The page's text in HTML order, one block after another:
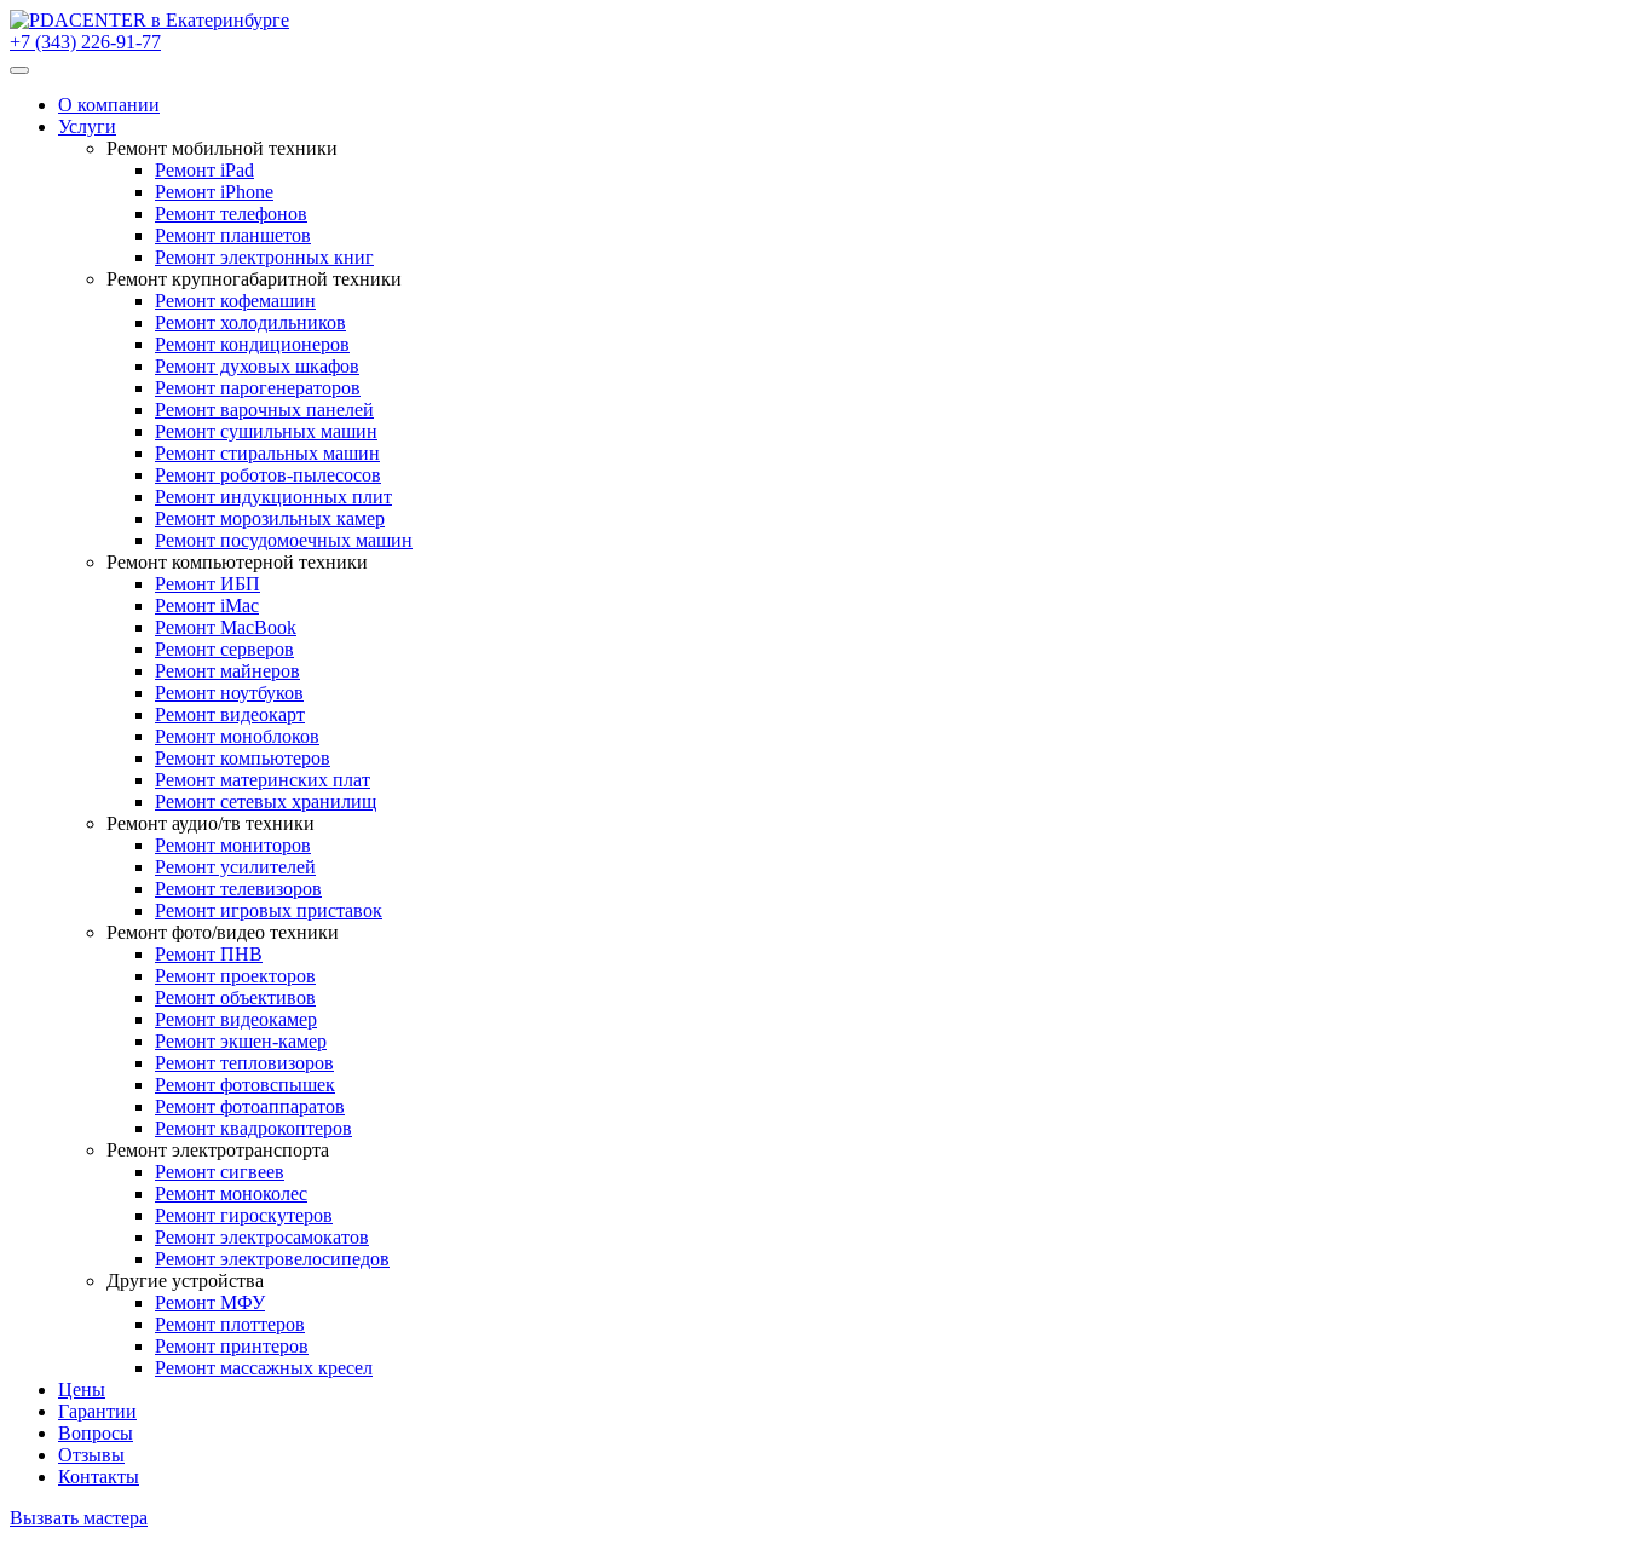
+7 (343) 226-91-77
О компании
Услуги
Ремонт мобильной техники
Ремонт iPad
Ремонт iPhone
Ремонт телефонов
Ремонт планшетов
Ремонт электронных книг
Ремонт крупногабаритной техники
Ремонт кофемашин
Ремонт холодильников
Ремонт кондиционеров
Ремонт духовых шкафов
Ремонт парогенераторов
Ремонт варочных панелей
Ремонт сушильных машин
Ремонт стиральных машин
Ремонт роботов-пылесосов
Ремонт индукционных плит
Ремонт морозильных камер
Ремонт посудомоечных машин
Ремонт компьютерной техники
Ремонт ИБП
Ремонт iMac
Ремонт MacBook
Ремонт серверов
Ремонт майнеров
Ремонт ноутбуков
Ремонт видеокарт
Ремонт моноблоков
Ремонт компьютеров
Ремонт материнских плат
Ремонт сетевых хранилищ
Ремонт аудио/тв техники
Ремонт мониторов
Ремонт усилителей
Ремонт телевизоров
Ремонт игровых приставок
Ремонт фото/видео техники
Ремонт ПНВ
Ремонт проекторов
Ремонт объективов
Ремонт видеокамер
Ремонт экшен-камер
Ремонт тепловизоров
Ремонт фотовспышек
Ремонт фотоаппаратов
Ремонт квадрокоптеров
Ремонт электротранспорта
Ремонт сигвеев
Ремонт моноколес
Ремонт гироскутеров
Ремонт электросамокатов
Ремонт электровелосипедов
Другие устройства
Ремонт МФУ
Ремонт плоттеров
Ремонт принтеров
Ремонт массажных кресел
Цены
Гарантии
Вопросы
Отзывы
Контакты
Вызвать мастера